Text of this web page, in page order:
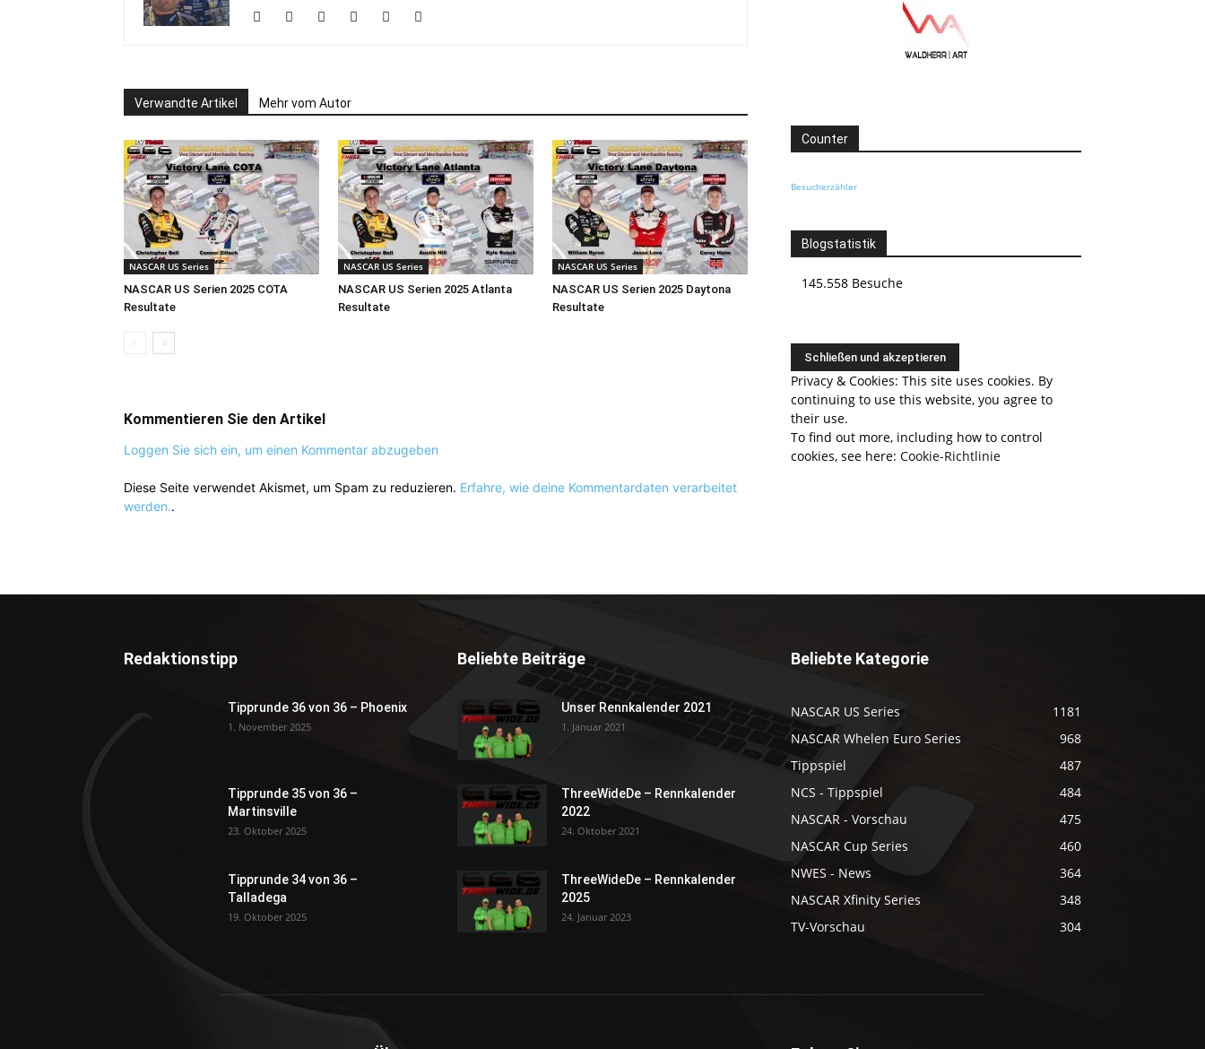
Verwandte Artikel Mehr vom Autor
NASCAR US Series
NASCAR US Serien 2025 COTA
Resultate
NASCAR US Series
NASCAR US Serien 2025 Atlanta
Resultate
NASCAR US Series
NASCAR US Serien 2025 Daytona
Resultate
Kommentieren Sie den Artikel
Loggen Sie sich ein, um einen Kommentar abzugeben
Diese Seite verwendet Akismet, um Spam zu reduzieren. Erfahre, wie deine Kommentardaten verarbeitet
werden..
Counter
Besucherzähler
Blogstatistik
145.558 Besuche
Privacy & Cookies: This site uses cookies. By
continuing to use this website, you agree to
their use.
To find out more, including how to control
cookies, see here: Cookie-Richtlinie
Redaktionstipp
Tipprunde 36 von 36 – Phoenix
1. November 2025
Tipprunde 35 von 36 –
Martinsville
23. Oktober 2025
Tipprunde 34 von 36 –
Talladega
19. Oktober 2025
Beliebte Beiträge
Unser Rennkalender 2021
1. Januar 2021
ThreeWideDe – Rennkalender
2022
24. Oktober 2021
ThreeWideDe – Rennkalender
2025
24. Januar 2023
Beliebte Kategorie
NASCAR US Series
1181
NASCAR Whelen Euro Series
968
Tippspiel
487
NCS - Tippspiel
484
NASCAR - Vorschau
475
NASCAR Cup Series
460
NWES - News
364
NASCAR Xfinity Series
348
TV-Vorschau
304